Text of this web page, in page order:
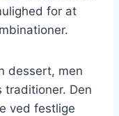
for at
dessert, men
traditioner. Den
ved festlige